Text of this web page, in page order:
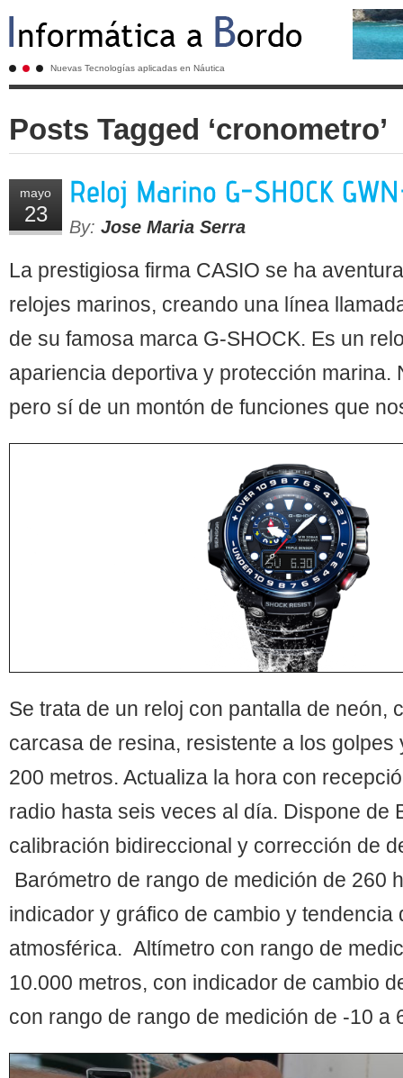
Nuevas Tecnologías aplicadas en Náutica
Posts Tagged ‘cronometro’
mayo
23
By: Jose Maria Serra
La prestigiosa firma CASIO se ha
relojes marinos, creando una línea
de su famosa marca G-SHOCK. Es un
apariencia deportiva y protección marina.
pero sí de un montón de funciones que
Se trata de un reloj con pantalla de neón,
carcasa de resina, resistente a los golpes
200 metros. Actualiza la hora con
radio hasta seis veces al día. Dispone de
calibración bidireccional y corrección de
Barómetro de rango de medición de 260
indicador y gráfico de cambio y tendencia
atmosférica. Altímetro con rango de
10.000 metros, con indicador de cambio
con rango de rango de medición de -10 a